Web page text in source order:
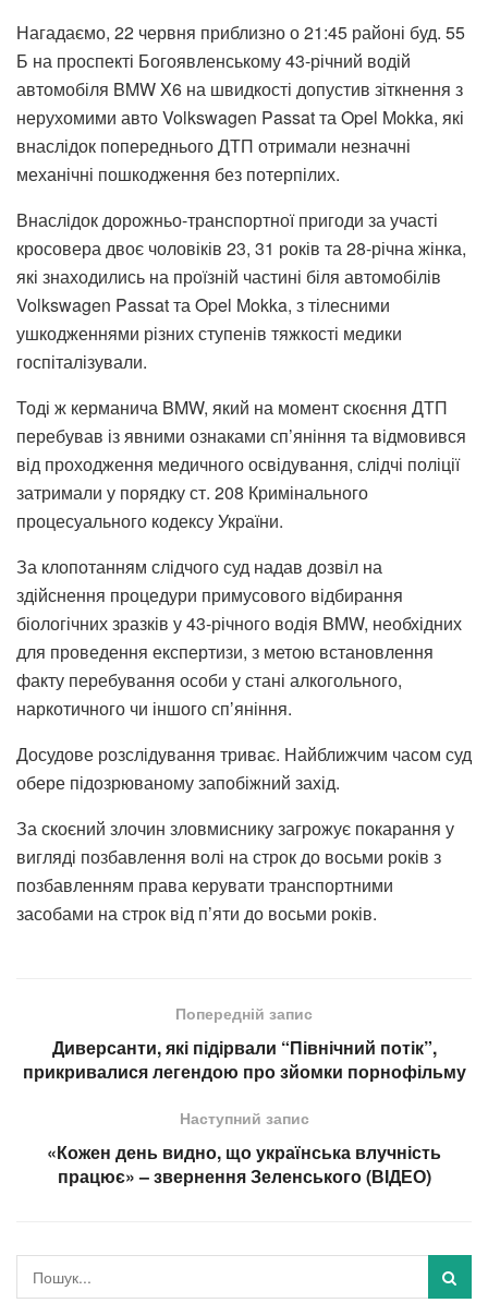
Нагадаємо, 22 червня приблизно о 21:45 районі буд. 55
Б на проспекті Богоявленському 43-річний водій
автомобіля BMW X6 на швидкості допустив зіткнення з
нерухомими авто Volkswagen Passat та Opel Mokka, які
внаслідок попереднього ДТП отримали незначні
механічні пошкодження без потерпілих.
Внаслідок дорожньо-транспортної пригоди за участі
кросовера двоє чоловіків 23, 31 років та 28-річна жінка,
які знаходились на проїзній частині біля автомобілів
Volkswagen Passat та Opel Mokka, з тілесними
ушкодженнями різних ступенів тяжкості медики
госпіталізували.
Тоді ж керманича BMW, який на момент скоєння ДТП
перебував із явними ознаками сп’яніння та відмовився
від проходження медичного освідування, слідчі поліції
затримали у порядку ст. 208 Кримінального
процесуального кодексу України.
За клопотанням слідчого суд надав дозвіл на
здійснення процедури примусового відбирання
біологічних зразків у 43-річного водія BMW, необхідних
для проведення експертизи, з метою встановлення
факту перебування особи у стані алкогольного,
наркотичного чи іншого спʼяніння.
Досудове розслідування триває. Найближчим часом суд
обере підозрюваному запобіжний захід.
За скоєний злочин зловмиснику загрожує покарання у
вигляді позбавлення волі на строк до восьми років з
позбавленням права керувати транспортними
засобами на строк від п’яти до восьми років.
Попередній запис
Диверсанти, які підірвали “Північний потік”,
прикривалися легендою про зйомки порнофільму
Наступний запис
«Кожен день видно, що українська влучність
працює» – звернення Зеленського (ВІДЕО)